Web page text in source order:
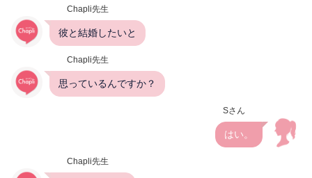
Chapli先生
彼と結婚したいと
Chapli先生
思っているんですか？
Sさん
はい。
Chapli先生